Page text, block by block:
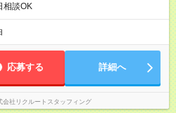
談OK
応募する 詳細へ
会社リクルートスタッフィング